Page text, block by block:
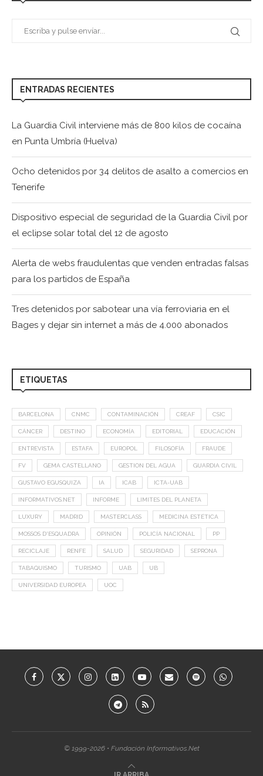
ENTRADAS RECIENTES
La Guardia Civil interviene más de 800 kilos de cocaína
en Punta Umbría (Huelva)
Ocho detenidos por 34 delitos de asalto a comercios en
Tenerife
Dispositivo especial de seguridad de la Guardia Civil por
el eclipse solar total del 12 de agosto
Alerta de webs fraudulentas que venden entradas falsas
para los partidos de España
Tres detenidos por sabotear una vía ferroviaria en el
Bages y dejar sin internet a más de 4.000 abonados
ETIQUETAS
BARCELONA CNMC CONTAMINACIÓN CREAF CSIC
CÁNCER DESTINO ECONOMÍA EDITORIAL EDUCACIÓN
ENTREVISTA ESTAFA EUROPOL FILOSOFÍA FRAUDE
FV GEMA CASTELLANO GESTION DEL AGUA GUARDIA CIVIL
GUSTAVO EGUSQUIZA IA ICAB ICTA-UAB
INFORMATIVOS.NET INFORME LIMITES DEL PLANETA
LUXURY MADRID MASTERCLASS MEDICINA ESTÉTICA
MOSSOS D'ESQUADRA OPINIÓN POLICÍA NACIONAL PP
RECICLAJE RENFE SALUD SEGURIDAD SEPRONA
TABAQUISMO TURISMO UAB UB
UNIVERSIDAD EUROPEA UOC
© 1999-2026 • Fundación Informativos.Net